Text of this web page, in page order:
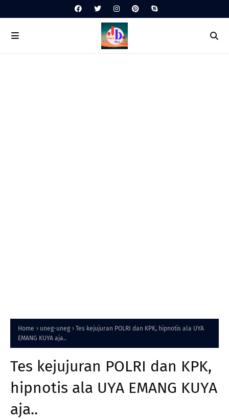
Home uneg-uneg
Tes kejujuran POLRI dan KPK, hipnotis ala UYA
EMANG KUYA aja..
Tes kejujuran POLRI dan KPK,
hipnotis ala UYA EMANG KUYA
aja..